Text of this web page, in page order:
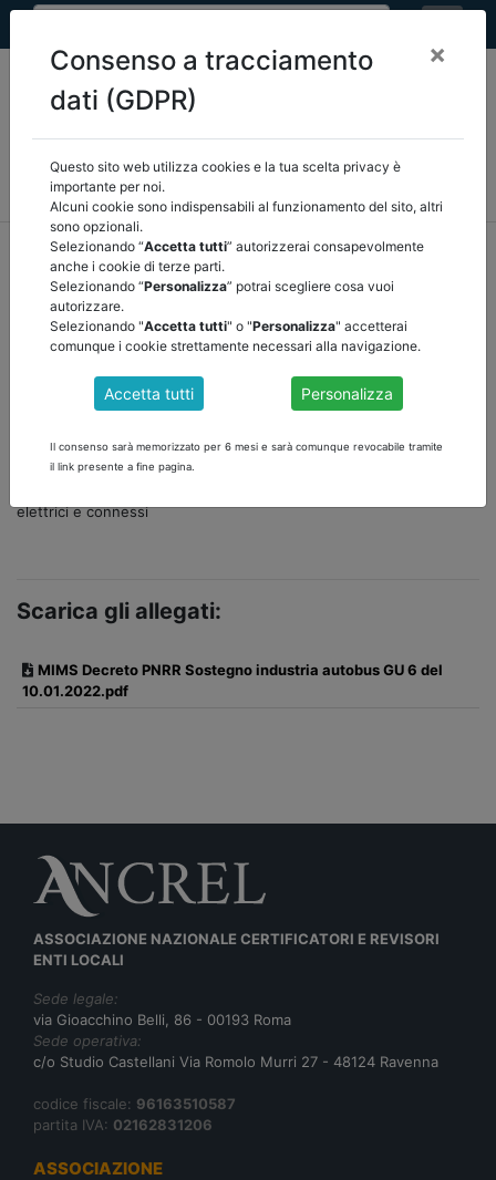
MEF FINANZA LOCALE/OSSERVATORIO
NORMATIVA
CORTE DEI CONTI E GIURISPRUDENZA
home documenti pubblici normativa/torna indietro
DOCUMENTI PUBBLICI
MIMS DECRETO PNRR SOSTEGNO INDUSTRIA
AUTOBUS GU n.6 del 10-1-2022
Misura M2C2-Investimento 5.3 del Piano nazionale di ripresa e
resilienza (PNRR), per il sostegno alla trasformazione verde e
elettrici e connessi
Scarica gli allegati:
MIMS Decreto PNRR Sostegno industria autobus GU 6 del
10.01.2022.pdf
ASSOCIAZIONE NAZIONALE CERTIFICATORI E REVISORI
ENTI LOCALI
Sede legale:
via Gioacchino Belli, 86 - 00193 Roma
Sede operativa:
c/o Studio Castellani Via Romolo Murri 27 - 48124 Ravenna
codice fiscale: 96163510587
partita IVA: 02162831206
ASSOCIAZIONE
Consenso a tracciamento
dati (GDPR)
×
Questo sito web utilizza cookies e la tua scelta privacy è
importante per noi.
Alcuni cookie sono indispensabili al funzionamento del sito, altri
sono opzionali.
Selezionando “Accetta tutti” autorizzerai consapevolmente
anche i cookie di terze parti.
Selezionando “Personalizza” potrai scegliere cosa vuoi
autorizzare.
Selezionando "Accetta tutti" o "Personalizza" accetterai
comunque i cookie strettamente necessari alla navigazione.
Accetta tutti Personalizza
Il consenso sarà memorizzato per 6 mesi e sarà comunque revocabile tramite
il link presente a fine pagina.